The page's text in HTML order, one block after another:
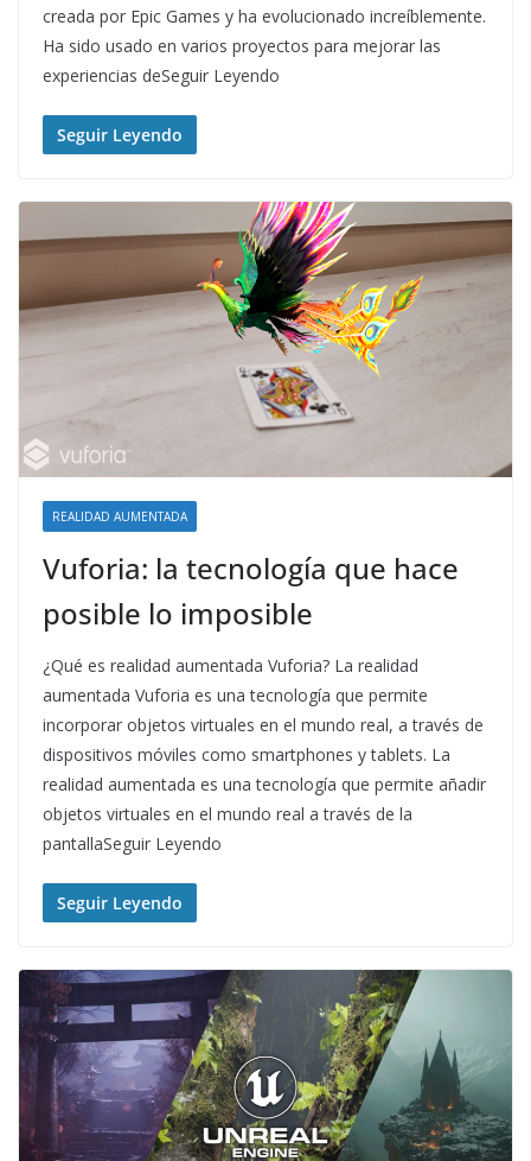
creada por Epic Games y ha evolucionado increíblemente.
Ha sido usado en varios proyectos para mejorar las
experiencias deSeguir Leyendo
Seguir Leyendo
REALIDAD AUMENTADA
Vuforia: la tecnología que hace
posible lo imposible
¿Qué es realidad aumentada Vuforia? La realidad
aumentada Vuforia es una tecnología que permite
incorporar objetos virtuales en el mundo real, a través de
dispositivos móviles como smartphones y tablets. La
realidad aumentada es una tecnología que permite añadir
objetos virtuales en el mundo real a través de la
pantallaSeguir Leyendo
Seguir Leyendo